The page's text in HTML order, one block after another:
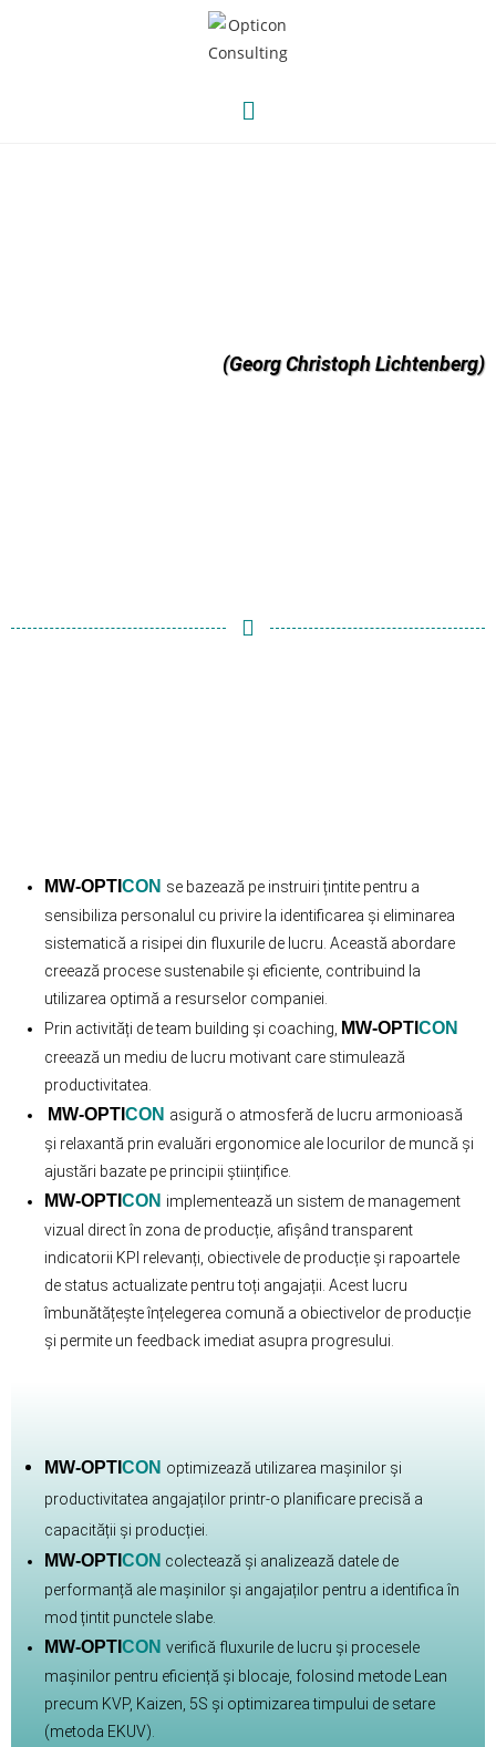
(GeorgChristoph Lichtenberg)
MW-OPTI CON se bazează pe instruiri țintite pentru a
sensibiliza personalul cu privire la identificarea și eliminarea
sistematică a risipei din fluxurile de lucru. Această abordare
creează procese sustenabile și eficiente, contribuind la
utilizarea optimă a resurselor companiei.
Prin activități de team building și coaching, MW-OPTI CON
creează un mediu de lucru motivant care stimulează
productivitatea.
MW-OPTI CON asigură o atmosferă de lucru armonioasă
și relaxantă prin evaluări ergonomice ale locurilor de muncă și
ajustări bazate pe principii științifice.
MW-OPTI CON implementează un sistem de management
vizual direct în zona de producție, afișând transparent
indicatorii KPI relevanți, obiectivele de producție și rapoartele
de status actualizate pentru toți angajații. Acest lucru
îmbunătățește înțelegerea comună a obiectivelor de producție
și permite un feedback imediat asupra progresului.
MW-OPTI CON optimizează utilizarea mașinilor și
productivitatea angajaților printr-o planificare precisă a
capacității și producției.
MW-OPTI CON colectează și analizează datele de
performanță ale mașinilor și angajaților pentru a identifica în
mod țintit punctele slabe.
MW-OPTI CON verifică fluxurile de lucru și procesele
mașinilor pentru eficiență și blocaje, folosind metode Lean
precum KVP, Kaizen, 5S și optimizarea timpului de setare
(metoda EKUV).